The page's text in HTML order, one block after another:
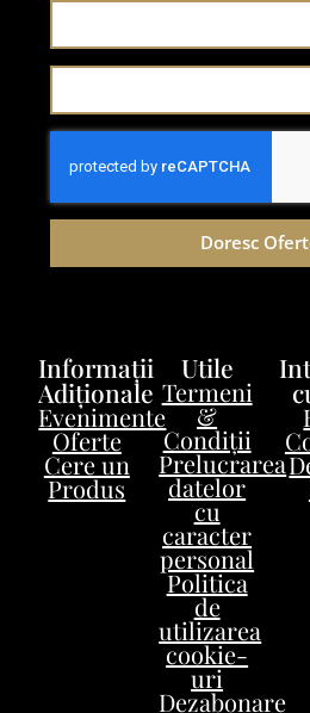
Doresc
Utile
Termeni
&
Condiții
Prelucrarea
datelor
cu
caracter
personal
Politica
de
utilizarea
cookie-
uri
Dezabonare
Informații
Adiționale
Evenimente
Oferte
Cere un
Produs